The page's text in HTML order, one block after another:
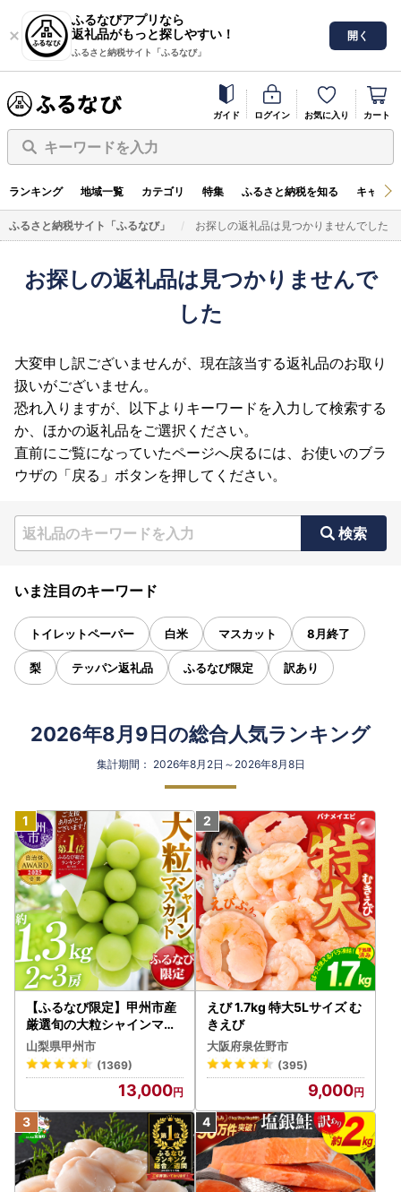
ふるなびアプリなら
返礼品がもっと探しやすい！
ふるさと納税サイト「ふるなび」
開く
ガイド ログイン お気に入り カート
キーワードを入力
ランキング 地域一覧 カテゴリ 特集 ふるさと納税を知る キャン
ふるさと納税サイト「ふるなび」 お探しの返礼品は見つかりませんでした
お探しの返礼品は見つかりませんで
した
大変申し訳ございませんが、現在該当する返礼品のお取り
扱いがございません。
恐れ入りますが、以下よりキーワードを入力して検索する
か、ほかの返礼品をご選択ください。
直前にご覧になっていたページへ戻るには、お使いのブラ
ウザの「戻る」ボタンを押してください。
検索
いま注目のキーワード
トイレットペーパー 白米 マスカット 8月終了
梨 テッパン返礼品 ふるなび限定 訳あり
2026年8月9日の総合人気ランキング
集計期間： 2026年8月2日～2026年8月8日
【ふるなび限定】甲州市産
厳選旬の大粒シャインマス
カット 約1.3kg 2～3房【2
026年発送】（MG）B12-
472 FN-Limited-VO シャ
インマスカット フルーツ
山梨県甲州市
(1369)
13,000
えび 1.7kg 特大5Lサイズ む
きえび
大阪府泉佐野市
(395)
9,000